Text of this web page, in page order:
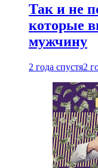
Так и не
которые
мужчину
2 года спустя2